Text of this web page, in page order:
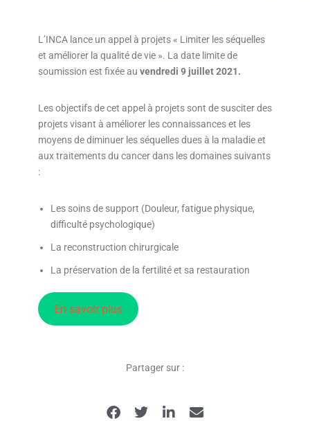
L’INCA lance un appel à projets « Limiter les séquelles
et améliorer la qualité de vie ». La date limite de
soumission est fixée au vendredi 9 juillet 2021.
Les objectifs de cet appel à projets sont de susciter des
projets visant à améliorer les connaissances et les
moyens de diminuer les séquelles dues à la maladie et
aux traitements du cancer dans les domaines suivants
:
Les soins de support (Douleur, fatigue physique,
difficulté psychologique)
La reconstruction chirurgicale
La préservation de la fertilité et sa restauration
En savoir plus
Partager sur :